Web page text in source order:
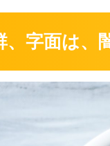
、字面は、